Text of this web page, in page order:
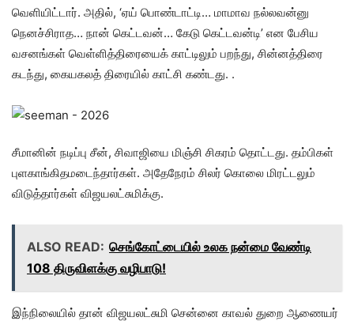
வெளியிட்டார். அதில், ‘ஏய் பொண்டாட்டி… மாமாவ நல்லவன்னு
நெனச்சிராத… நான் கெட்டவன்… கேடு கெட்டவன்டி’ என பேசிய
வசனங்கள் வெள்ளித்திரையைக் காட்டிலும் பறந்து, சின்னத்திரை
கடந்து, கையகலத் திரையில் காட்சி கண்டது. .
சீமானின் நடிப்பு சீன், சிவாஜியை மிஞ்சி சிகரம் தொட்டது. தம்பிகள்
புளகாங்கிதமடைந்தார்கள். அதேநேரம் சிலர் கொலை மிரட்டலும்
விடுத்தார்கள் விஜயலட்சுமிக்கு.
ALSO READ: செங்கோட்டையில் உலக நன்மை வேண்டி
108 திருவிளக்கு வழிபாடு!
இந்நிலையில் தான் விஜயலட்சுமி சென்னை காவல் துறை ஆணையர்